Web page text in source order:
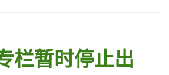
栏暂时停止出